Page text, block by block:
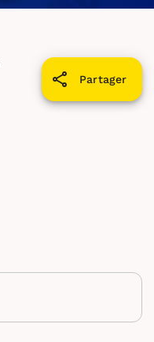
Partager